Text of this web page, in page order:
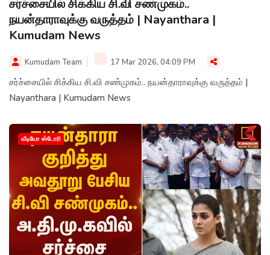
சர்ச்சையில் சிக்கிய சி.வி சண்முகம்..
நயன்தாராவுக்கு வருத்தம் | Nayanthara |
Kumudam News
Kumudam Team 17 Mar 2026, 04:09 PM
சர்ச்சையில் சிக்கிய சி.வி சண்முகம்.. நயன்தாராவுக்கு வருத்தம் |
Nayanthara | Kumudam News
வீடியோ ஸ்டோரி